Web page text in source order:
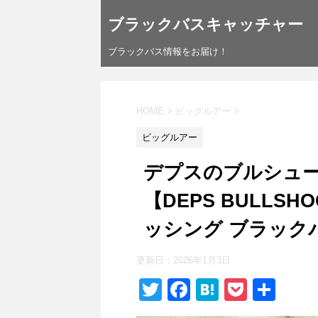
ブラックバスキャッチャー
ブラックバス情報をお届け！
HOME > ビッグルアー >
ビッグルアー
デプスのブルシュ
【DEPS
ッシング ブラック
更新日： 2026年1月3日
T
wi
F
a
H
at
P
o
有